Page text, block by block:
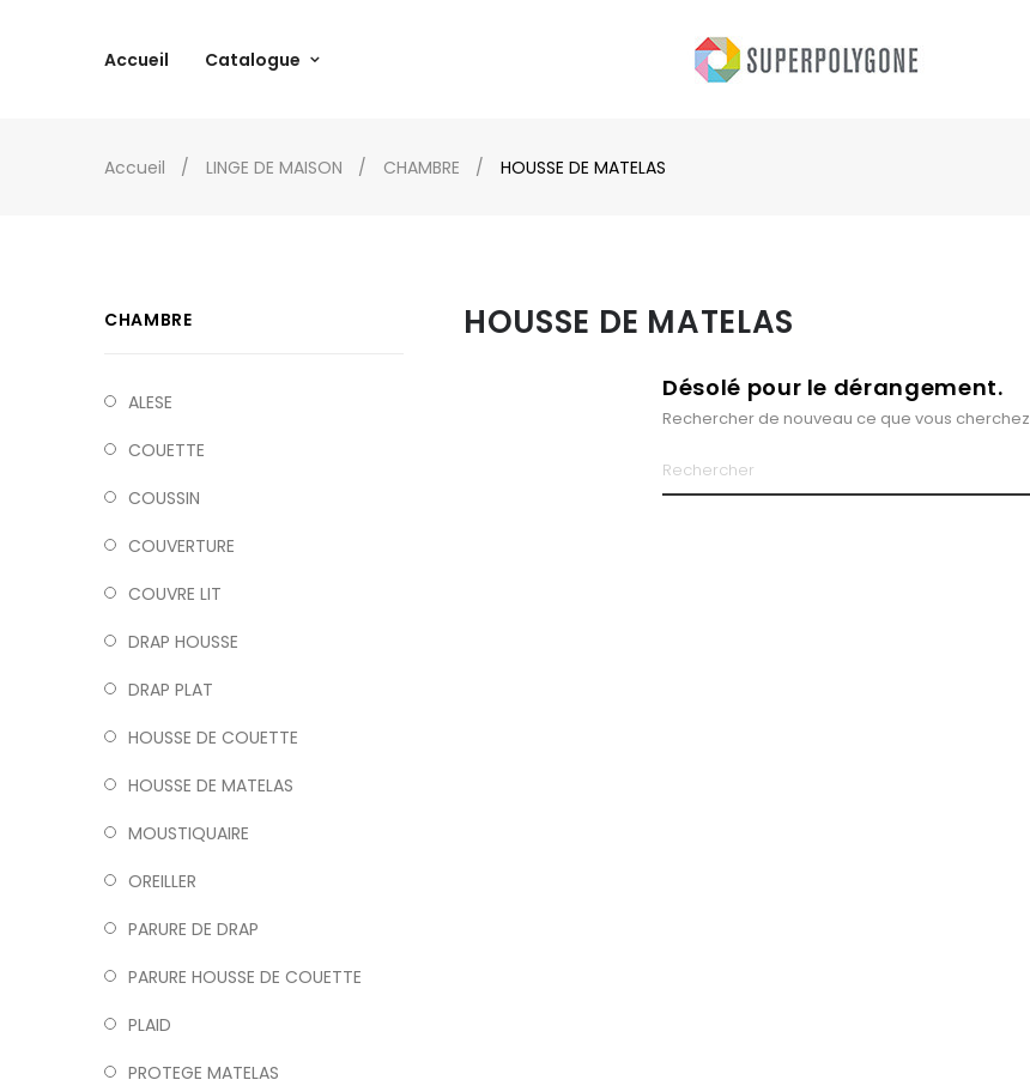
Accueil Catalogue
Accueil LINGE DE MAISON CHAMBRE HOUSSE DE MATELAS
CHAMBRE
ALESE
COUETTE
COUSSIN
COUVERTURE
COUVRE LIT
DRAP HOUSSE
DRAP PLAT
HOUSSE DE COUETTE
HOUSSE DE MATELAS
MOUSTIQUAIRE
OREILLER
PARURE DE DRAP
PARURE HOUSSE DE COUETTE
PLAID
PROTEGE MATELAS
HOUSSE DE MATELAS
Désolé pour le dérangement.
Rechercher de nouveau ce que vous cherchez